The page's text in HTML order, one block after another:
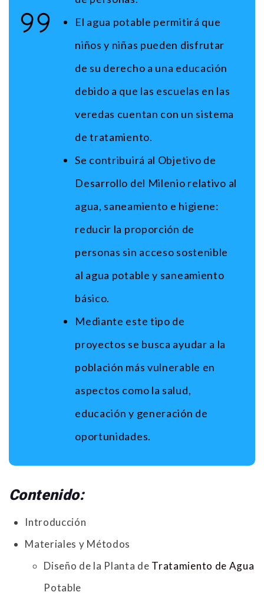
El agua potable permitirá que
niños y niñas pueden disfrutar
de su derecho a una educación
debido a que las escuelas en las
veredas cuentan con un sistema
de tratamiento.
Se contribuirá al Objetivo de
Desarrollo del Milenio relativo al
agua, saneamiento e higiene:
reducir la proporción de
personas sin acceso sostenible
al agua potable y saneamiento
básico.
Mediante este tipo de
proyectos se busca ayudar a la
población más vulnerable en
aspectos como la salud,
educación y generación de
oportunidades.
Contenido:
Introducción
Materiales y Métodos
Diseño de la Planta de Tratamiento de Agua
Potable